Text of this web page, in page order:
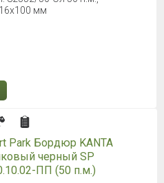
мм
Park Бордюр KANTA
черный SP
ПП (50 п.м.)